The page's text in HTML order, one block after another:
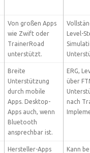
Von großen Apps
wie Zwift oder
TrainerRoad
unterstützt.
Level-
Breite
Unterstützung
durch mobile
Apps. Desktop-
Apps auch, wenn
Bluetooth
ansprechbar ist.
ERG,
über
nach
Hersteller-Apps
Kann